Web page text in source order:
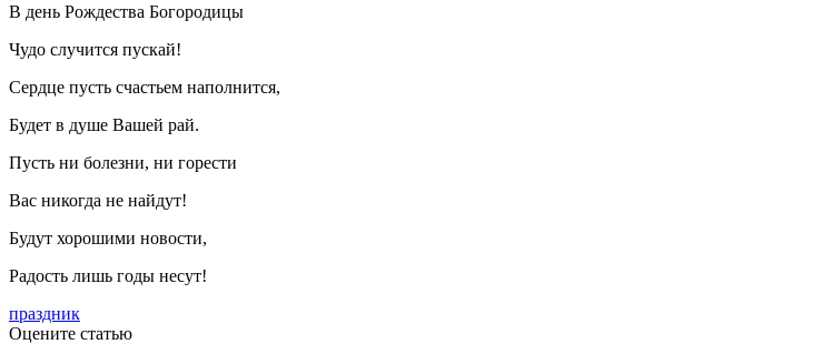
В день Рождества Богородицы
Чудо случится пускай!
Сердце пусть счастьем наполнится,
Будет в душе Вашей рай.
Пусть ни болезни, ни горести
Вас никогда не найдут!
Будут хорошими новости,
Радость лишь годы несут!
праздник
Оцените статью